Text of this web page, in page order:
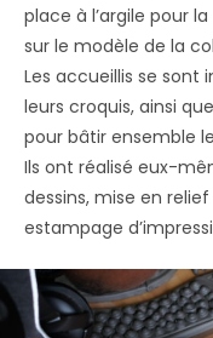
place à l’argile pour
sur le modèle de la
Les accueillis se sont
leurs croquis, ainsi
pour bâtir ensemble
Ils ont réalisé eux-
dessins, mise en
estampage